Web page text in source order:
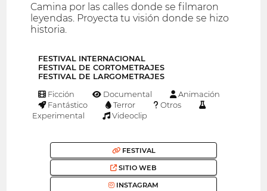
Camina por las calles donde se filmaron
leyendas. Proyecta tu visión donde se hizo
historia.
FESTIVAL INTERNACIONAL
FESTIVAL DE CORTOMETRAJES
FESTIVAL DE LARGOMETRAJES
Ficción Documental
Animación
Fantástico
Terror
Otros
Experimental
Videoclip
FESTIVAL
SITIO WEB
INSTAGRAM